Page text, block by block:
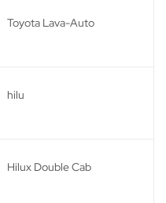
Toyota Lava-Auto
hilu
Hilux Double Cab